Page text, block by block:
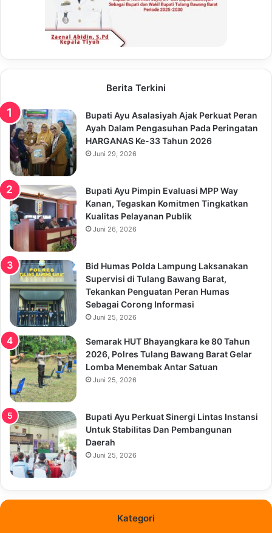
Berita Terkini
Bupati Ayu Asalasiyah Ajak Perkuat Peran
Ayah Dalam Pengasuhan Pada Peringatan
HARGANAS Ke-33 Tahun 2026
Juni 29, 2026
Bupati Ayu Pimpin Evaluasi MPP Way
Kanan, Tegaskan Komitmen Tingkatkan
Kualitas Pelayanan Publik
Juni 26, 2026
Bid Humas Polda Lampung Laksanakan
Supervisi di Tulang Bawang Barat,
Tekankan Penguatan Peran Humas
Sebagai Corong Informasi
Juni 25, 2026
Semarak HUT Bhayangkara ke 80 Tahun
2026, Polres Tulang Bawang Barat Gelar
Lomba Menembak Antar Satuan
Juni 25, 2026
Bupati Ayu Perkuat Sinergi Lintas Instansi
Untuk Stabilitas Dan Pembangunan
Daerah
Juni 25, 2026
Kategori